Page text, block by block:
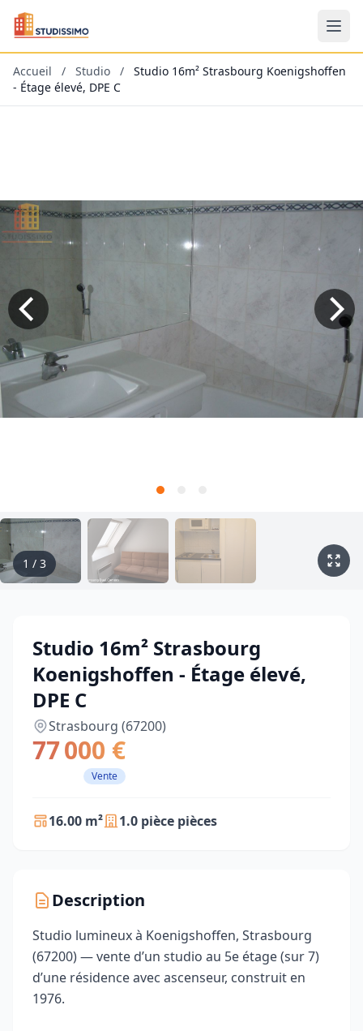
Accueil / Studio /
Studio 16m² Strasbourg Koenigshoffen
- Étage élevé, DPE C
1 / 3
Studio 16m² Strasbourg
Koenigshoffen - Étage élevé,
DPE C
Strasbourg (67200)
77 000 €
Vente
16.00 m² 1.0 pièce pièces
Description
Studio lumineux à Koenigshoffen, Strasbourg
(67200) — vente d’un studio au 5e étage (sur 7)
d’une résidence avec ascenseur, construit en
1976.